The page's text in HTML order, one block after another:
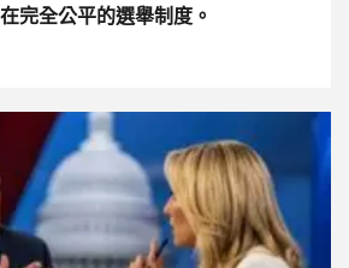
完全公平的選舉制度。